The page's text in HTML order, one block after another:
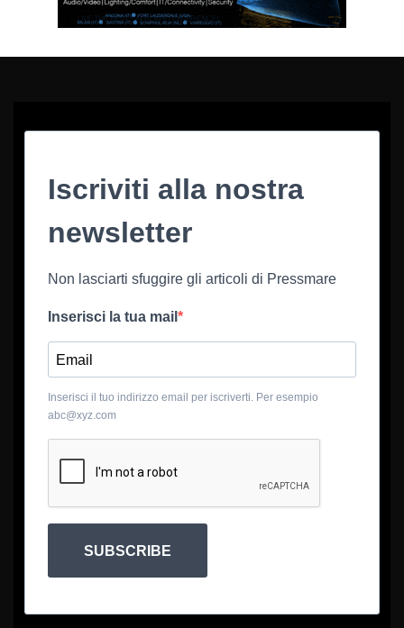
Iscriviti alla nostra
newsletter
Non lasciarti sfuggire gli articoli di Pressmare
Inserisci la tua mail
Inserisci il tuo indirizzo email per iscriverti. Per esempio
abc@xyz.com
SUBSCRIBE